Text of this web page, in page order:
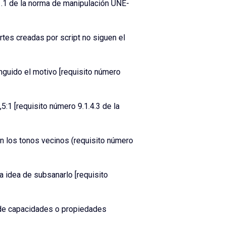
de la norma de manipulación UNE-
creadas por script no siguen el
el motivo [requisito número
[requisito número 9.1.4.3 de la
los tonos vecinos (requisito número
idea de subsanarlo [requisito
capacidades o propiedades